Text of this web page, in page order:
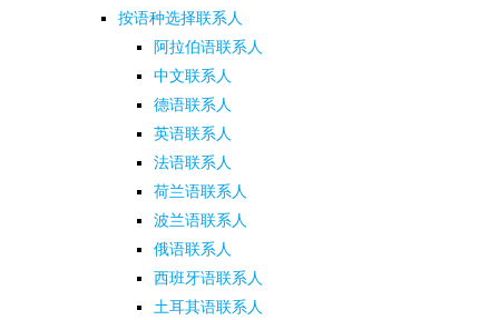
按语种选择联系人
阿拉伯语联系人
中文联系人
德语联系人
英语联系人
法语联系人
荷兰语联系人
波兰语联系人
俄语联系人
西班牙语联系人
土耳其语联系人